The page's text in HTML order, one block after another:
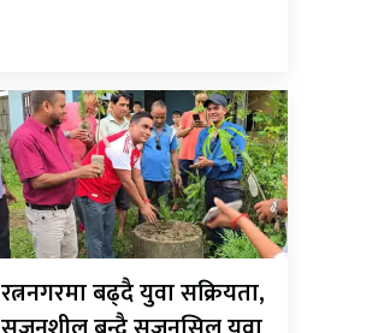
रत्ननगरमा बढ्दै युवा सक्रियता,